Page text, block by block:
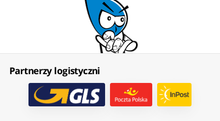
Partnerzy logistyczni